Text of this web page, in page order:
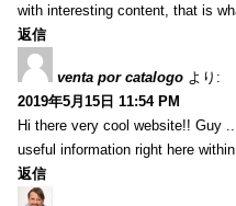
with interesting content, that is
返信
venta por catalogo より:
2019年5月15日 11:54 PM
Hi there very cool website!! Guy
useful information right here
返信